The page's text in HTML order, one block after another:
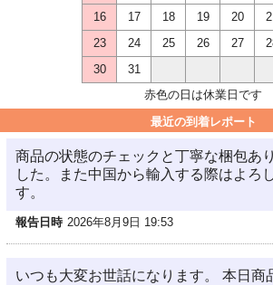
16
17 18 19 20
23
24 25 26 27
30
31
赤色の日は休業日です
最近の到着レポート
商品の状態のチェックと丁寧な梱包あ
した。また中国から輸入する際はよろ
す。
報告日時 2026年8月9日 19:53
いつも大変お世話になります。 本日商